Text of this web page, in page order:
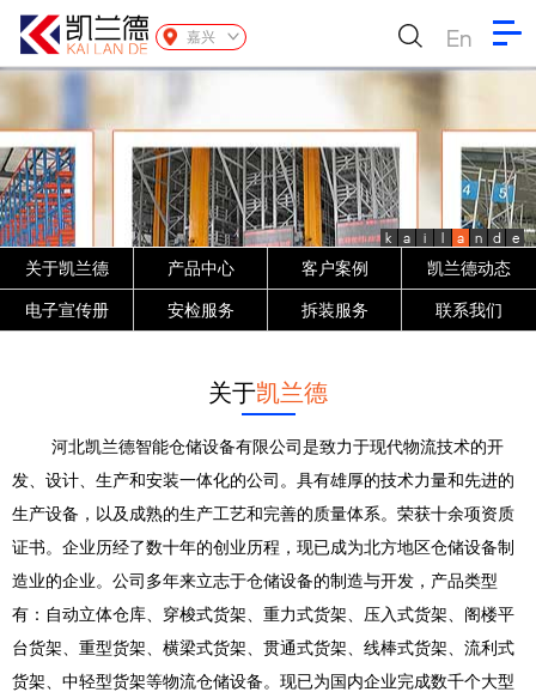
嘉兴 En
k a i l a n d e
关于凯兰德 产品中心 客户案例 凯兰德动态
电子宣传册 安检服务 拆装服务 联系我们
关于凯兰德
河北凯兰德智能仓储设备有限公司是致力于现代物流技术的开
发、设计、生产和安装一体化的公司。具有雄厚的技术力量和先进的
生产设备，以及成熟的生产工艺和完善的质量体系。荣获十余项资质
证书。企业历经了数十年的创业历程，现已成为北方地区仓储设备制
造业的企业。公司多年来立志于仓储设备的制造与开发，产品类型
有：自动立体仓库、穿梭式货架、重力式货架、压入式货架、阁楼平
台货架、重型货架、横梁式货架、贯通式货架、线棒式货架、流利式
货架、中轻型货架等物流仓储设备。现已为国内企业完成数千个大型